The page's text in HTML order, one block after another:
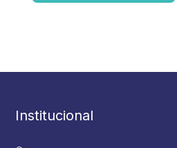
Institucional